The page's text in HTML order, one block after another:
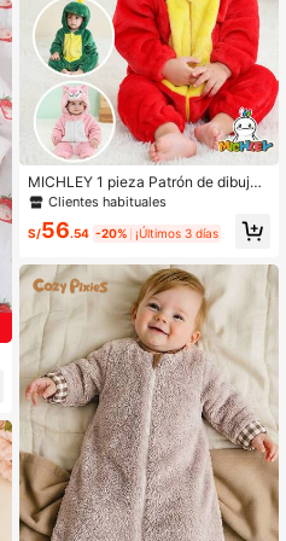
MICHLEY 1 pieza Patrón de dibujos
animados de bebé en franela, estilo
lo unisex de 0-3 años, productos pa
Clientes habituales
S/56.54 -20% ¡Últimos 3 días